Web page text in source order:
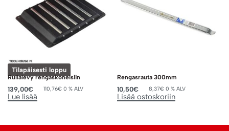
Tilapäisesti loppu
Rullalevy rengaskoneisiin
139,00€ 110,76€ 0 % ALV
Lue lisää
Rengasrauta 300mm
10,50€ 8,37€ 0 % ALV
Lisää ostoskoriin